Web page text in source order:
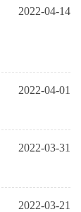
2022-04-14
2022-04-01
2022-03-31
2022-03-21